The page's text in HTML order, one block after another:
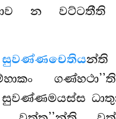
න
සුවණ්ණචෙතියන්ති